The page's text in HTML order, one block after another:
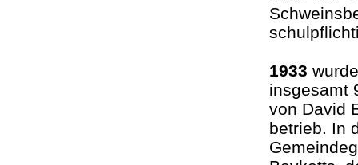
1933
insgesamt
von David
betrieb. In